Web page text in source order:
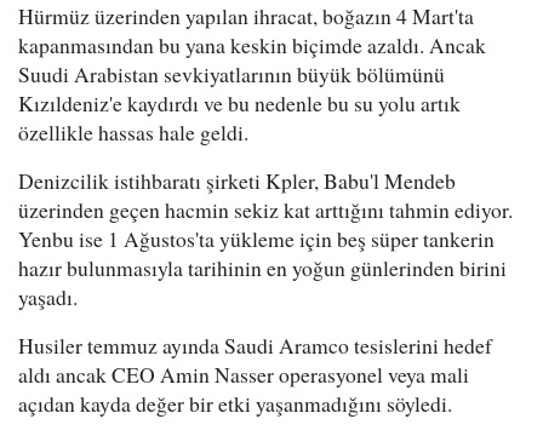
Hürmüz üzerinden yapılan ihracat, boğazın 4 Mart'ta
kapanmasından bu yana keskin biçimde azaldı. Ancak
Suudi Arabistan sevkiyatlarının büyük bölümünü
Kızıldeniz'e kaydırdı ve bu nedenle bu su yolu artık
özellikle hassas hale geldi.
Denizcilik istihbaratı şirketi Kpler, Babu'l Mendeb
üzerinden geçen hacmin sekiz kat arttığını tahmin ediyor.
Yenbu ise 1 Ağustos'ta yükleme için beş süper tankerin
hazır bulunmasıyla tarihinin en yoğun günlerinden birini
yaşadı.
Husiler temmuz ayında Saudi Aramco tesislerini hedef
aldı ancak CEO Amin Nasser operasyonel veya mali
açıdan kayda değer bir etki yaşanmadığını söyledi.